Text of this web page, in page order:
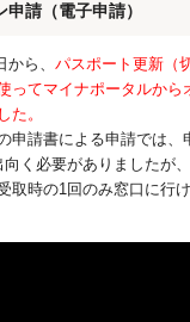
申請（電子申請）
から、パスポート更新（
ってマイナポータルから
た。
申請書による申請では、
く必要がありましたが
取時の1回のみ窓口に行